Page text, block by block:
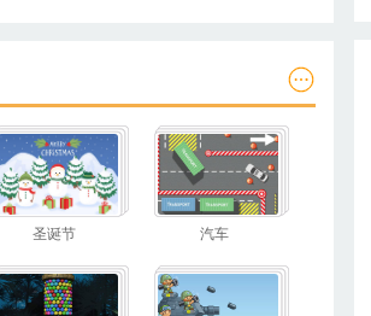
圣诞节 汽车